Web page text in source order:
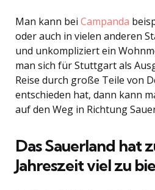
Man kann bei Campanda
oder auch in vielen anderen
und unkompliziert ein
man sich für Stuttgart als
Reise durch große Teile von
entschieden hat, dann kann
auf den Weg in Richtung
Das Sauerland hat
Jahreszeit viel zu